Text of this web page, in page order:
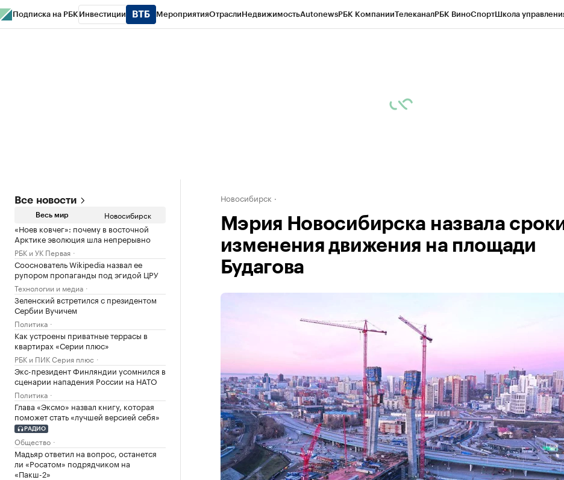
Подписка на РБК Инвестиции МероприятияОтраслиНедвижимостьAutonewsРБК КомпанииТелеканалРБК ВиноСпортШкола
Все новости
Весь мир Новосибирск
«Ноев ковчег»: почему в восточной
Арктике эволюция шла непрерывно
РБК и УК Первая
Сооснователь Wikipedia назвал ее
рупором пропаганды под эгидой ЦРУ
Технологии и медиа
Зеленский встретился с президентом
Сербии Вучичем
Политика
Как устроены приватные террасы в
квартирах «Серии плюс»
РБК и ПИК Серия плюс
Экс-президент Финляндии усомнился в
сценарии нападения России на НАТО
Политика
Глава «Эксмо» назвал книгу, которая
поможет стать «лучшей версией себя»
РАДИО
Общество
Мадьяр ответил на вопрос, останется
ли «Росатом» подрядчиком на
«Пакш-2»
Новосибирск
Мэрия Новосибирска назвала
изменения движения на площади
Будагова